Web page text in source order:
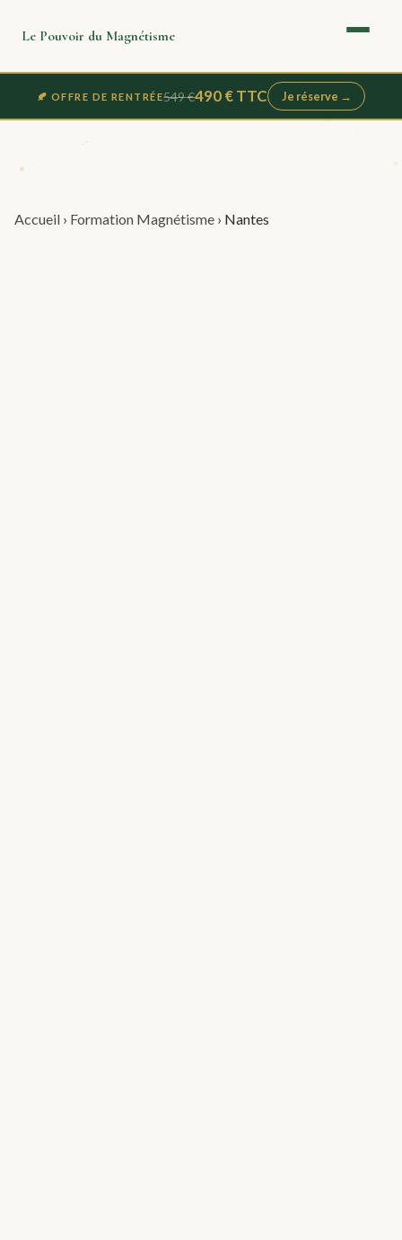
Le Pouvoir du Magnétisme
🍂 OFFRE DE RENTRÉE549 €490 € TTC Je réserve →
Accueil › Formation Magnétisme › Nantes